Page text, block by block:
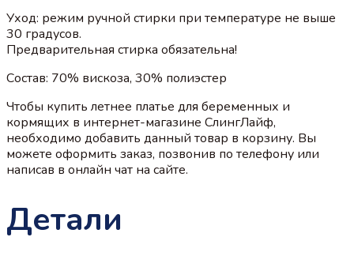
Уход: режим ручной стирки при температуре не выше
30 градусов.
Предварительная стирка обязательна!
Состав: 70% вискоза, 30% полиэстер
Чтобы купить летнее платье для беременных и
кормящих в интернет-магазине СлингЛайф,
необходимо добавить данный товар в корзину. Вы
можете оформить заказ, позвонив по телефону или
написав в онлайн чат на сайте.
Детали